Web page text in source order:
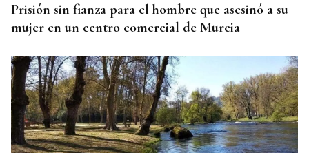
Prisión sin fianza para el hombre que asesinó a su
mujer en un centro comercial de Murcia